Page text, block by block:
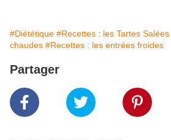
#Diététique #Recettes : les Tartes Salées
chaudes #Recettes : les entrées froides
Partager